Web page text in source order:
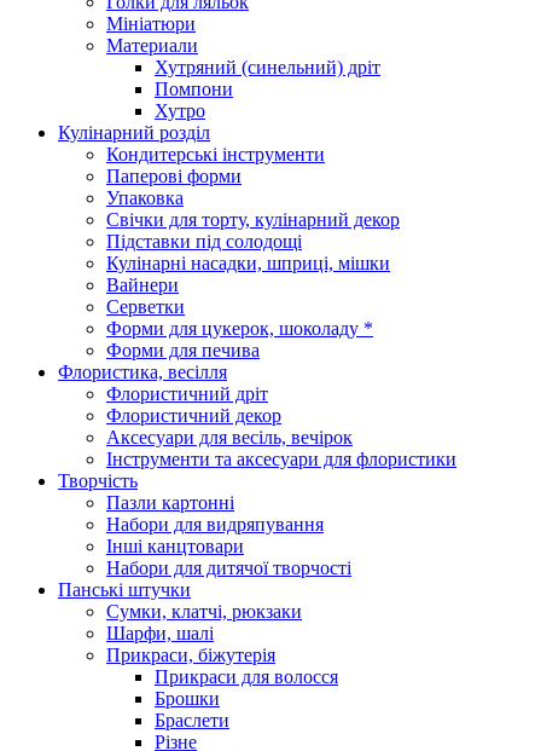
Мініатюри
Материали
Хутряний (синельний) дріт
Помпони
Хутро
Кулінарний розділ
Кондитерські інструменти
Паперові форми
Упаковка
Свічки для торту, кулінарний декор
Підставки під солодощі
Кулінарні насадки, шприці, мішки
Вайнери
Серветки
Форми для цукерок, шоколаду *
Форми для печива
Флористика, весілля
Флористичний дріт
Флористичний декор
Аксесуари для весіль, вечірок
Інструменти та аксесуари для флористики
Творчість
Пазли картонні
Набори для видряпування
Інші канцтовари
Набори для дитячої творчості
Панські штучки
Сумки, клатчі, рюкзаки
Шарфи, шалі
Прикраси, біжутерія
Прикраси для волосся
Брошки
Браслети
Різне